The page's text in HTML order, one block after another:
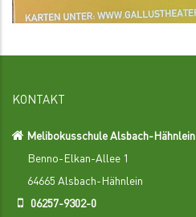
KONTAKT
Melibokusschule Alsbach-Hähnlein
Benno-Elkan-Allee 1
64665 Alsbach-Hähnlein
06257-9302-0